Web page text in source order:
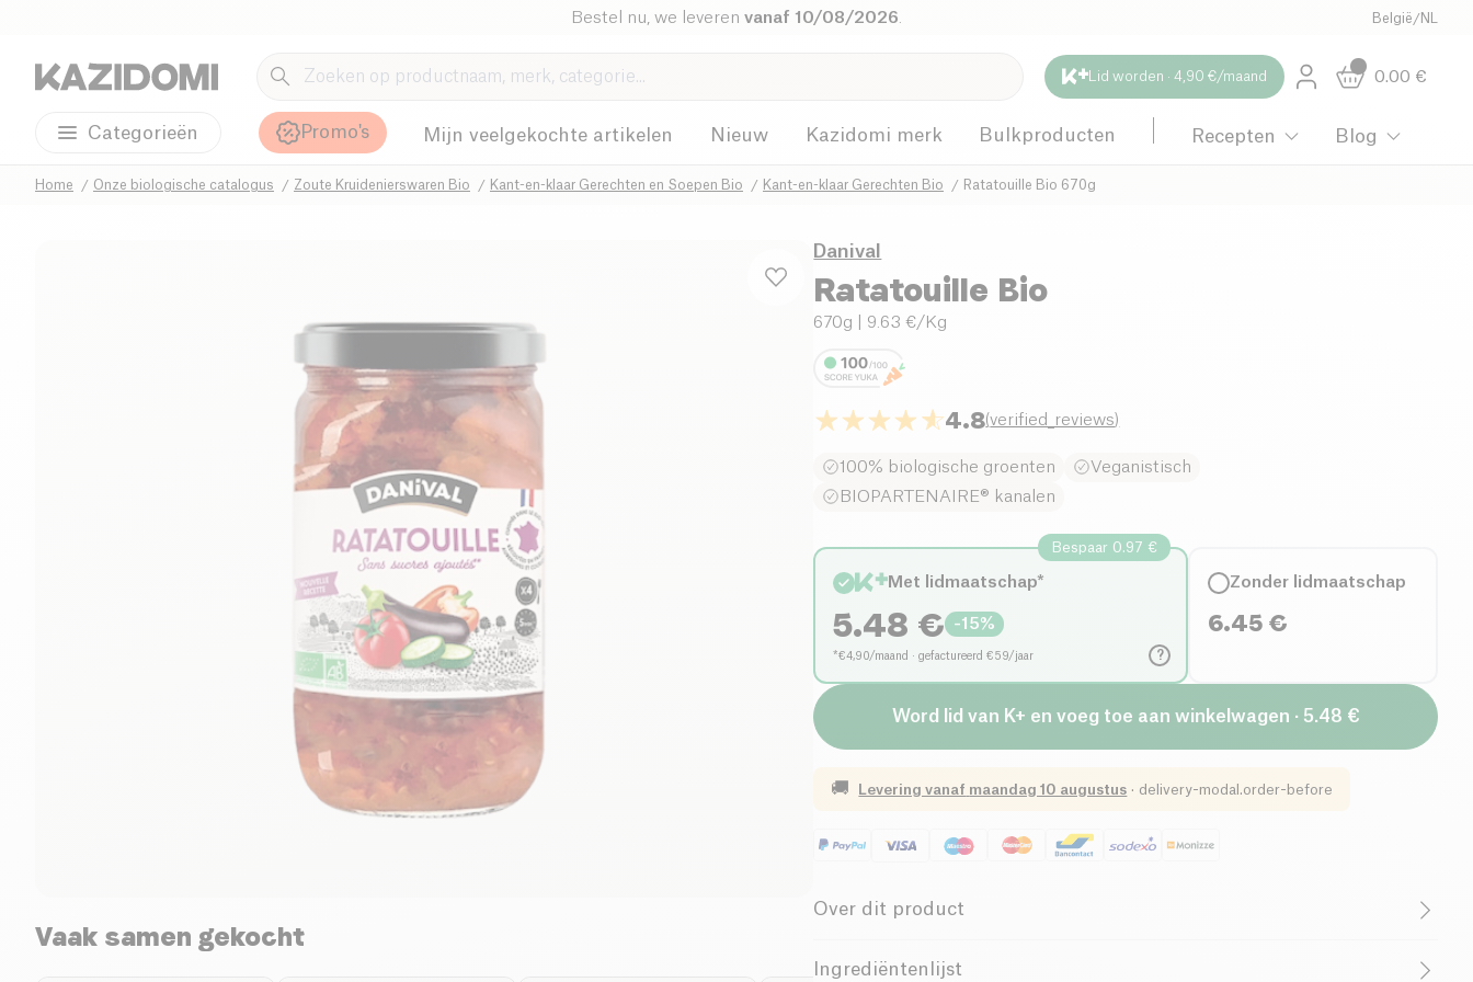
Bestel nu, we leveren vanaf 10/08/2026 België /NL
Lid worden · 4,90 €/maand 0.00 €
Categorieën Promo's Mijn veelgekochte artikelen Nieuw Kazidomi merk Bulkproducten Recepten Blog
Home Onze biologische catalogus Zoute Kruidenierswaren Bio Kant-en-klaar Gerechten en Soepen Bio Kant-en-klaar Gerechten Bio Ratatouille Bio 670g
Vaak samen gekocht
Danival
Ratatouille Bio
670g | 9.63 €/Kg
4.8(verified_reviews)
100% biologische groenten
Veganistisch
BIOPARTENAIRE® kanalen
?
Bespaar 0.97 €
Met lidmaatschap*
5.48 € -15%
*€4,90/maand · gefactureerd €59/jaar
Zonder lidmaatschap
6.45 €
Word lid van K+ en voeg toe aan winkelwagen · 5.48 €
🚚 Levering vanaf maandag 10 augustus · delivery-modal.order-before
Over dit product
Glutenvrij (ingrediënten)
Ingrediëntenlijst